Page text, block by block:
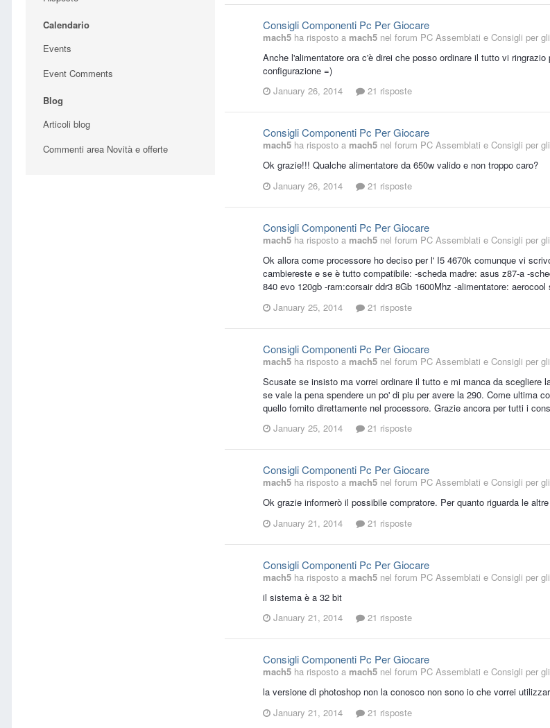
Calendario
Events
Event Comments
Blog
Articoli blog
Commenti area Novità e offerte
Consigli Componenti Pc Per Giocare
mach5 ha risposto a mach5 nel forum PC Assemblati e Consigli per
Anche l'alimentatore ora c'è direi che posso ordinare il tutto vi
configurazione =)
January 26, 2014
21 risposte
Consigli Componenti Pc Per Giocare
mach5 ha risposto a mach5 nel forum PC Assemblati e Consigli per
Ok grazie!!! Qualche alimentatore da 650w valido e non troppo caro?
January 26, 2014
21 risposte
Consigli Componenti Pc Per Giocare
mach5 ha risposto a mach5 nel forum PC Assemblati e Consigli per
Ok allora come processore ho deciso per l' I5 4670k comunque vi
cambiereste e se è tutto compatibile: -scheda madre: asus z87-a -
840 evo 120gb -ram:corsair ddr3 8Gb 1600Mhz -alimentatore:
January 25, 2014
21 risposte
Consigli Componenti Pc Per Giocare
mach5 ha risposto a mach5 nel forum PC Assemblati e Consigli per
Scusate se insisto ma vorrei ordinare il tutto e mi manca da scegliere
se vale la pena spendere un po' di piu per avere la 290. Come ultima
quello fornito direttamente nel processore. Grazie ancora per tutti i
January 25, 2014
21 risposte
Consigli Componenti Pc Per Giocare
mach5 ha risposto a mach5 nel forum PC Assemblati e Consigli per
Ok grazie informerò il possibile compratore. Per quanto riguarda le
January 21, 2014
21 risposte
Consigli Componenti Pc Per Giocare
mach5 ha risposto a mach5 nel forum PC Assemblati e Consigli per
il sistema è a 32 bit
January 21, 2014
21 risposte
Consigli Componenti Pc Per Giocare
mach5 ha risposto a mach5 nel forum PC Assemblati e Consigli per
la versione di photoshop non la conosco non sono io che vorrei
January 21, 2014
21 risposte